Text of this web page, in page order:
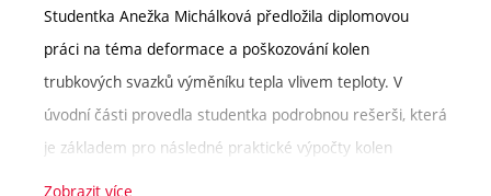
pevnosti (MKP), které jsou dále v práci hojně využívány.
Zbývající část je věnována creepu, matematickým
modelům pro jeho popis a vyhodnocování.
V následující kapitole je krátce představen konkrétně
řešený případ přehříváku páry, navazující poslední
kapitola se pak věnuje samotnému řešení daného
Studentka Anežka Michálková předložila diplomovou
práci na téma deformace a poškozování kolen
trubkových svazků výměníku tepla vlivem teploty. V
úvodní části provedla studentka podrobnou rešerši, která
je základem pro následné praktické výpočty kolen
Zobrazit více